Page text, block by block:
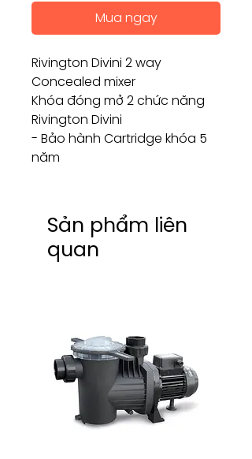
Mua ngay
Rivington Divini 2 way
Concealed mixer
Khóa đóng mở 2 chức năng
Rivington Divini
- Bảo hành Cartridge khóa 5
năm
Sản phẩm liên
quan